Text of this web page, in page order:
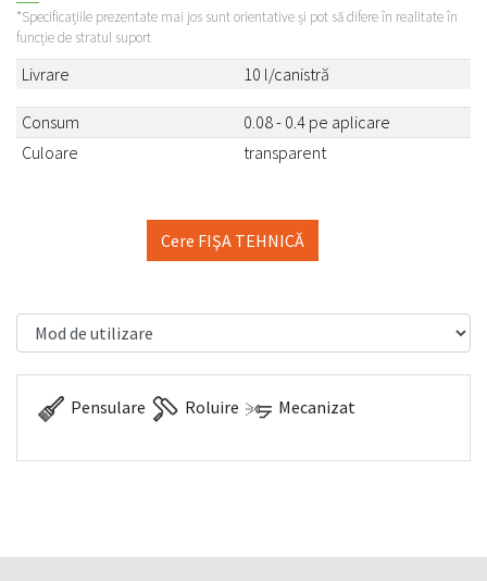
*Specificațiile prezentate mai jos sunt orientative și pot să difere în realitate în
funcție de stratul suport
Livrare 10 l/canistră
Consum
0.08 - 0.4 pe aplicare
Culoare
transparent
Cere FIŞA TEHNICĂ
Pensulare Roluire Mecanizat